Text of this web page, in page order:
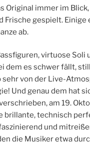
Original immer im
Frische gespielt. Einige
ab.
virtuose Soli
dem es schwer fällt,
sehr von der Live-
Und genau dem hat
am 19.
brillante, technisch
und
die Musiker etwa